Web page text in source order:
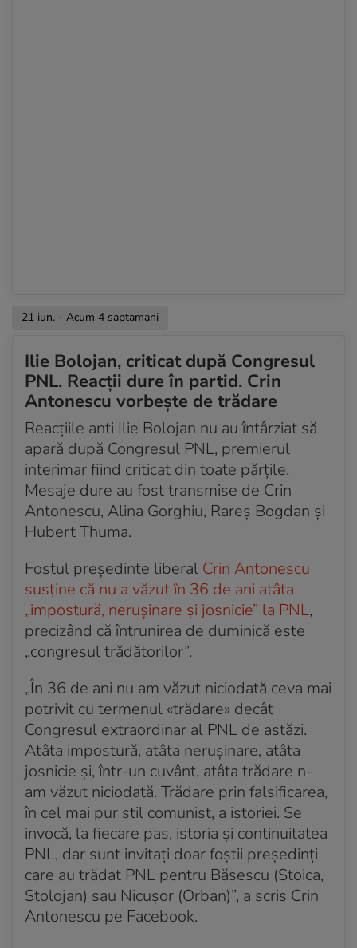
21 iun. - Acum 4 saptamani
Ilie Bolojan, criticat după Congresul
PNL. Reacții dure în partid. Crin
Antonescu vorbește de trădare
Reacțiile anti Ilie Bolojan nu au întârziat să
apară după Congresul PNL, premierul
interimar fiind criticat din toate părțile.
Mesaje dure au fost transmise de Crin
Antonescu, Alina Gorghiu, Rareș Bogdan și
Hubert Thuma.
Fostul preşedinte liberal Crin Antonescu
susţine că nu a văzut în 36 de ani atâta
„impostură, neruşinare şi josnicie” la PNL,
precizând că întrunirea de duminică este
„congresul trădătorilor”.
„În 36 de ani nu am văzut niciodată ceva mai
potrivit cu termenul «trădare» decât
Congresul extraordinar al PNL de astăzi.
Atâta impostură, atâta neruşinare, atâta
josnicie şi, într-un cuvânt, atâta trădare n-
am văzut niciodată. Trădare prin falsificarea,
în cel mai pur stil comunist, a istoriei. Se
invocă, la fiecare pas, istoria şi continuitatea
PNL, dar sunt invitaţi doar foştii preşedinţi
care au trădat PNL pentru Băsescu (Stoica,
Stolojan) sau Nicuşor (Orban)”, a scris Crin
Antonescu pe Facebook.